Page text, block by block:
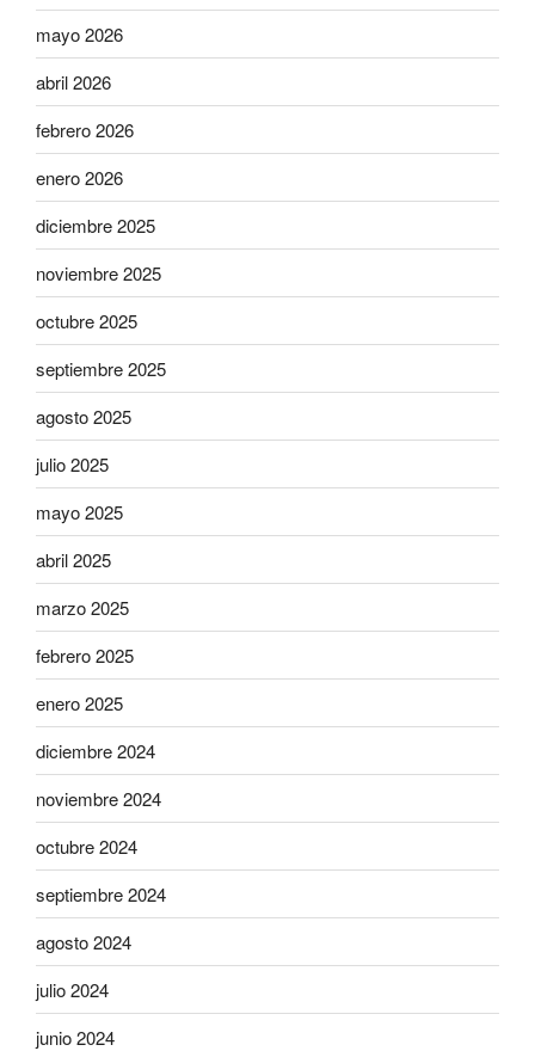
mayo 2026
abril 2026
febrero 2026
enero 2026
diciembre 2025
noviembre 2025
octubre 2025
septiembre 2025
agosto 2025
julio 2025
mayo 2025
abril 2025
marzo 2025
febrero 2025
enero 2025
diciembre 2024
noviembre 2024
octubre 2024
septiembre 2024
agosto 2024
julio 2024
junio 2024